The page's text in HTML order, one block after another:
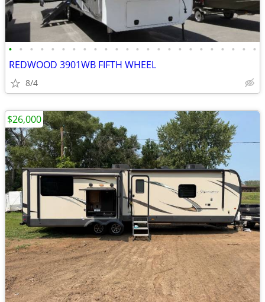
• • • • • • • • • • • • • • • • • • • • • • • •
REDWOOD 3901WB FIFTH WHEEL
8/4
$26,000